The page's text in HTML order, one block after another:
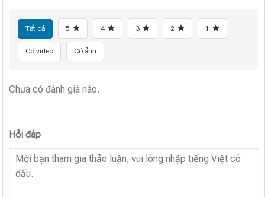
Tất cả 5 4 3 2 1
Có video Có ảnh
Chưa có đánh giá nào.
Hỏi đáp